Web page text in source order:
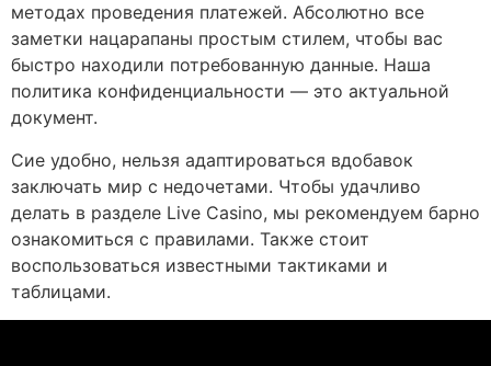
методах проведения платежей. Абсолютно все
заметки нацарапаны простым стилем, чтобы вас
быстро находили потребованную данные. Наша
политика конфиденциальности — это актуальной
документ.
Сие удобно, нельзя адаптироваться вдобавок
заключать мир с недочетами. Чтобы удачливо
делать в разделе Live Casino, мы рекомендуем барно
ознакомиться с правилами. Также стоит
воспользоваться известными тактиками и
таблицами.